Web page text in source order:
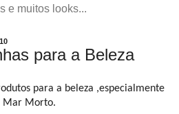
e muitos looks...
para a Beleza
para a beleza ,especialmente
Mar Morto.